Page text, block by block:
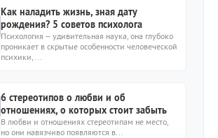
Как наладить жизнь, зная дату
рождения? 5 советов психолога
Психология – удивительная наука, она глубоко
проникает в скрытые особенности человеческой
психики,...
6 стереотипов о любви и об
отношениях, о которых стоит забыть
В любви и отношениях стереотипам не место,
но они навязчиво появляются в...